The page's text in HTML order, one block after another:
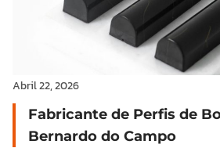
Abril 22, 2026
Fabricante de Perfis de
Bernardo do Campo